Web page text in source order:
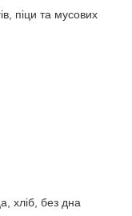
піци та мусових
хліб, без дна